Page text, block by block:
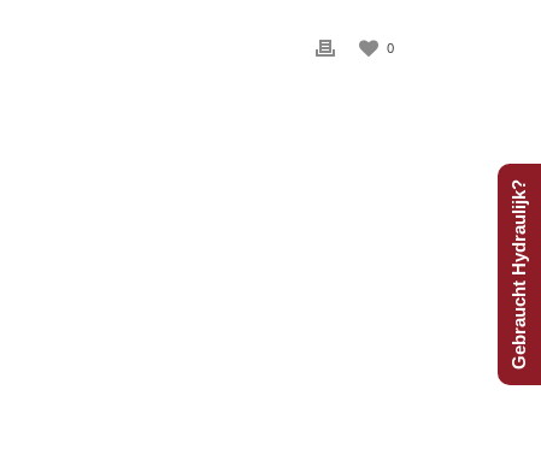
0
Gebraucht Hydraulijk?